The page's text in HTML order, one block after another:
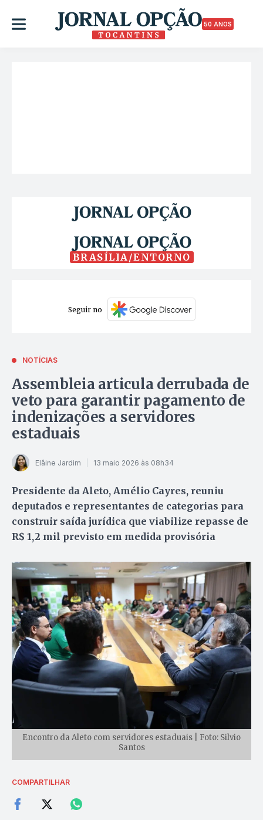
50 ANOS
BRASÍLIA/ENTORNO
Seguir no
NOTÍCIAS
Assembleia articula derrubada de
veto para garantir pagamento de
indenizações a servidores
estaduais
Elâine Jardim 13 maio 2026 às 08h34
Presidente da Aleto, Amélio Cayres, reuniu
deputados e representantes de categorias para
construir saída jurídica que viabilize repasse de
R$ 1,2 mil previsto em medida provisória
Encontro da Aleto com servidores estaduais | Foto: Silvio
Santos
COMPARTILHAR